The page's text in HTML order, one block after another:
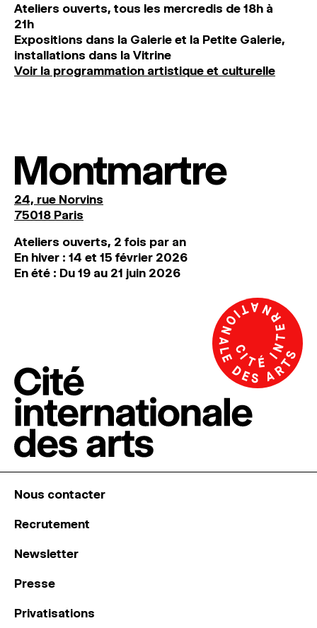
Ateliers ouverts, tous les mercredis de 18h à
21h
Expositions dans la Galerie et la Petite Galerie,
installations dans la Vitrine
Voir la programmation artistique et culturelle
Montmartre
24, rue Norvins
75018 Paris
Ateliers ouverts, 2 fois par an
En hiver : 14 et 15 février 2026
En été : Du 19 au 21 juin 2026
Nous contacter
Recrutement
Newsletter
Presse
Privatisations